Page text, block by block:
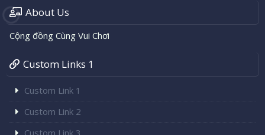
About Us
Cộng đồng Cùng Vui Chơi
Custom Links 1
Custom Link 1
Custom Link 2